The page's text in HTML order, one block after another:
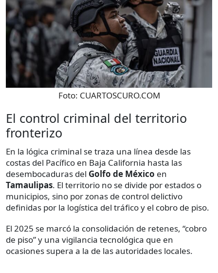
Foto: CUARTOSCURO.COM
El control criminal del territorio
fronterizo
En la lógica criminal se traza una línea desde las
costas del Pacífico en Baja California hasta las
desembocaduras del Golfo de México en
Tamaulipas. El territorio no se divide por estados o
municipios, sino por zonas de control delictivo
definidas por la logística del tráfico y el cobro de piso.
El 2025 se marcó la consolidación de retenes, “cobro
de piso” y una vigilancia tecnológica que en
ocasiones supera a la de las autoridades locales.